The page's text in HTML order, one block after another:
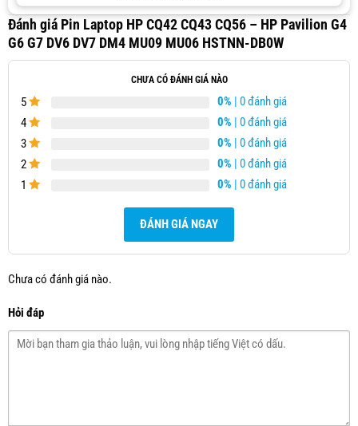
Đánh giá Pin Laptop HP CQ42 CQ43 CQ56 – HP Pavilion G4
G6 G7 DV6 DV7 DM4 MU09 MU06 HSTNN-DB0W
CHƯA CÓ ĐÁNH GIÁ NÀO
5 0% | 0 đánh giá
4
0% | 0 đánh giá
3
0% | 0 đánh giá
2
0% | 0 đánh giá
1
0% | 0 đánh giá
ĐÁNH GIÁ NGAY
Chưa có đánh giá nào.
Hỏi đáp